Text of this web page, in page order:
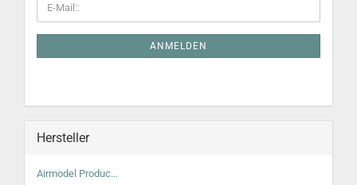
ANMELDEN
Hersteller
Airmodel Produc...